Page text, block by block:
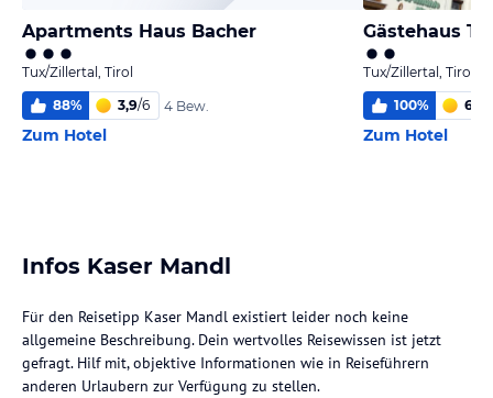
Apartments Haus Bacher
Tux/Zillertal, Tirol
88% 3,9/6 4 Bew.
Zum Hotel
Gästehaus
Tux/Zillertal, Tirol
100% 6,0
Zum Hotel
Infos Kaser Mandl
Für den Reisetipp Kaser Mandl existiert leider noch keine
allgemeine Beschreibung. Dein wertvolles Reisewissen ist jetzt
gefragt. Hilf mit, objektive Informationen wie in Reiseführern
anderen Urlaubern zur Verfügung zu stellen.